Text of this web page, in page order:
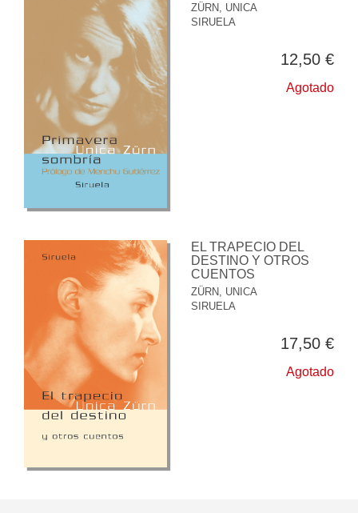
ZÜRN, UNICA
SIRUELA
12,50 €
Agotado
EL TRAPECIO DEL
DESTINO Y OTROS
CUENTOS
ZÜRN, UNICA
SIRUELA
17,50 €
Agotado